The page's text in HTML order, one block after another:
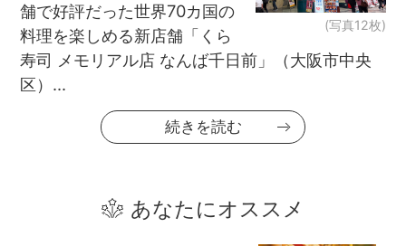
(写真12枚)
舗で好評だった世界70カ国の
料理を楽しめる新店舗「くら
寿司 メモリアル店 なんば千日前」（大阪市中央
区）...
続きを読む
あなたにオススメ